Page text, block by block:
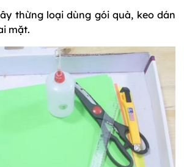
thừng loại dùng gói quà, keo dán
mặt.